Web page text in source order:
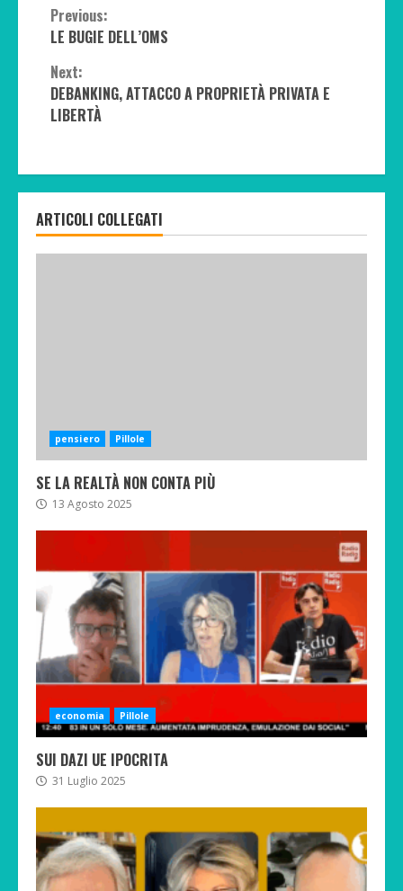
Continue
Reading
Previous:
LE BUGIE DELL’OMS
Next:
DEBANKING, ATTACCO A PROPRIETÀ PRIVATA E
LIBERTÀ
ARTICOLI COLLEGATI
pensiero Pillole
SE LA REALTÀ NON CONTA PIÙ
13 Agosto 2025
economia Pillole
SUI DAZI UE IPOCRITA
31 Luglio 2025